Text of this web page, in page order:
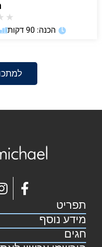
★
הכנה: 90 דקות
תפריט
דף הבית
קצת על רובי
מתכונים
מידע נוסף
מפת אתר
חגים